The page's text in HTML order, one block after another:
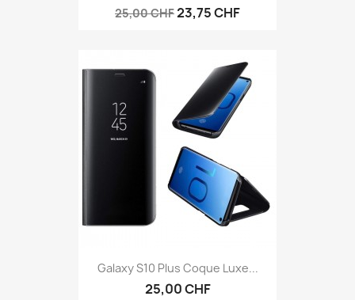
25,00 CHF23,75 CHF
Galaxy S10 Plus Coque Luxe...
25,00 CHF